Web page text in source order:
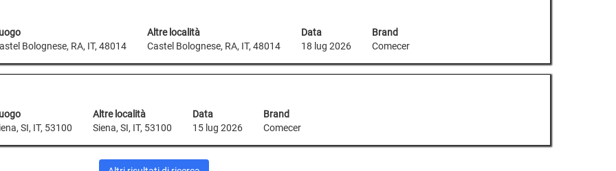
Bolognese, RA, IT, 48014
Altre località
Castel Bolognese, RA, IT, 48014
Data
18 lug 2026
Brand
Comecer
SI, IT, 53100
Altre località
Siena, SI, IT, 53100
Data
15 lug 2026
Brand
Comecer